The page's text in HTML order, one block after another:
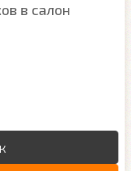
в салон